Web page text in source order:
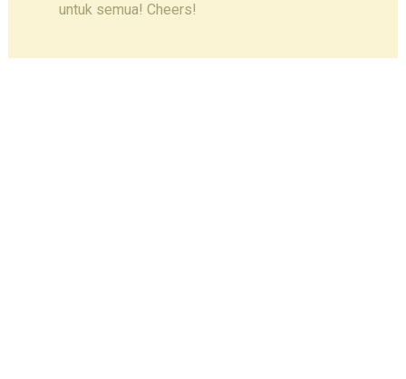
untuk semua! Cheers!